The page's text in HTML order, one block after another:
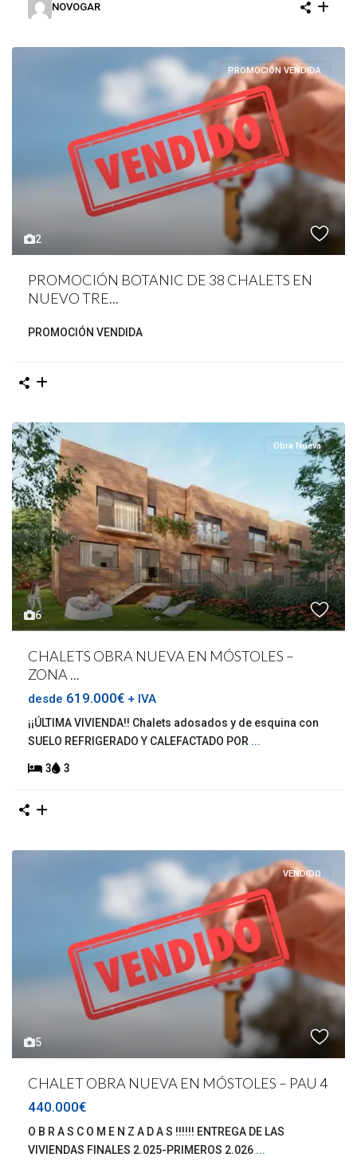
NOVOGAR
2
PROMOCIÓN VENDIDA
PROMOCIÓN BOTANIC DE 38 CHALETS EN
NUEVO TRE...
PROMOCIÓN VENDIDA
6
Obra Nueva
CHALETS OBRA NUEVA EN MÓSTOLES –
ZONA ...
desde 619.000€ + IVA
¡¡ÚLTIMA VIVIENDA!! Chalets adosados y de esquina con
SUELO REFRIGERADO Y CALEFACTADO POR ...
3 3
5
VENDIDO
CHALET OBRA NUEVA EN MÓSTOLES – PAU 4
440.000€
O B R A S C O M E N Z A D A S !!!!!! ENTREGA DE LAS
VIVIENDAS FINALES 2.025-PRIMEROS 2.026 ...